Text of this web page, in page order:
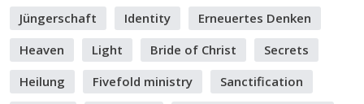
Jüngerschaft
Identity
Erneuertes Denken
Heaven
Light Bride of Christ
Secrets
Heilung
Fivefold ministry
Sanctification